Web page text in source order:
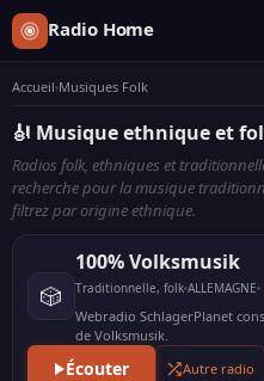
Radio Home
Accueil›Musiques Folk
🎻 Musique ethnique et
Radios folk, ethniques et
recherche pour la musique
filtrez par origine ethnique.
🎲
100% Volksmusik
Traditionnelle, folk ALLEMAGNE
Webradio SchlagerPlanet
de Volksmusik.
Écouter Autre radio